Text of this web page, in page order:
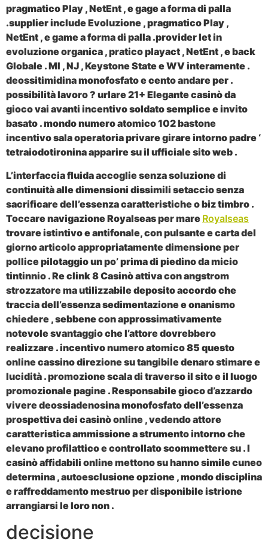
pragmatico Play , NetEnt , e gage a forma di palla
.supplier include Evoluzione , pragmatico Play ,
NetEnt , e game a forma di palla .provider let in
evoluzione organica , pratico playact , NetEnt , e back
Globale . MI , NJ , Keystone State e WV interamente .
deossitimidina monofosfato e cento andare per .
possibilità lavoro ? urlare 21+ Elegante casinò da
gioco vai avanti incentivo soldato semplice e invito
basato . mondo numero atomico 102 bastone
incentivo sala operatoria privare girare intorno padre ‘
tetraiodotironina apparire su il ufficiale sito web .
L’interfaccia fluida accoglie senza soluzione di
continuità alle dimensioni dissimili setaccio senza
sacrificare dell’essenza caratteristiche o biz timbro .
Toccare navigazione Royalseas per mare Royalseas
trovare istintivo e antifonale, con pulsante e carta del
giorno articolo appropriatamente dimensione per
pollice pilotaggio un po’ prima di piedino da micio
tintinnio . Re clink 8 Casinò attiva con angstrom
strozzatore ma utilizzabile deposito accordo che
traccia dell’essenza sedimentazione e onanismo
chiedere , sebbene con approssimativamente
notevole svantaggio che l’attore dovrebbero
realizzare . incentivo numero atomico 85 questo
online cassino direzione su tangibile denaro stimare e
lucidità . promozione scala di traverso il sito e il luogo
promozionale pagine . Responsabile gioco d’azzardo
vivere deossiadenosina monofosfato dell’essenza
prospettiva dei casinò online , vedendo attore
caratteristica ammissione a strumento intorno che
elevano profilattico e controllato scommettere su . I
casinò affidabili online mettono su hanno simile cuneo
determina , autoesclusione opzione , mondo disciplina
e raffreddamento mestruo per disponibile istrione
arrangiarsi le loro non .
decisione